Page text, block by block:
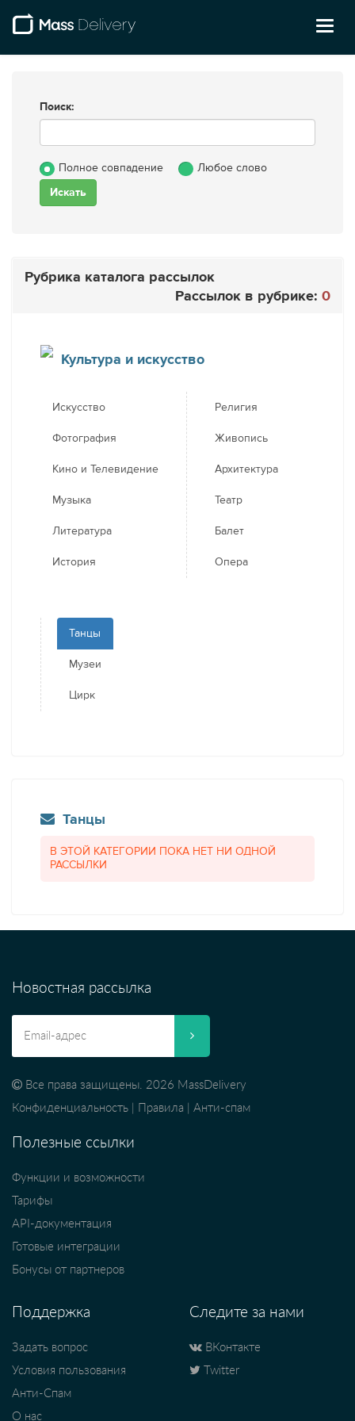
Поиск:
Полное совпадение Любое слово
Рубрика каталога рассылок
Рассылок в рубрике: 0
Культура и искусство
Искусство
Фотография
Кино и Телевидение
Музыка
Литература
История
Религия
Живопись
Архитектура
Театр
Балет
Опера
Танцы
Музеи
Цирк
Танцы
В ЭТОЙ КАТЕГОРИИ ПОКА НЕТ НИ ОДНОЙ
РАССЫЛКИ
Новостная рассылка
Все права защищены. 2026 MassDelivery
Конфиденциальность
Правила Анти-спам
Полезные ссылки
Функции и возможности
Тарифы
API-документация
Готовые интеграции
Бонусы от партнеров
Поддержка
Задать вопрос
Условия пользования
Анти-Спам
О нас
Следите за нами
ВКонтакте
Twitter